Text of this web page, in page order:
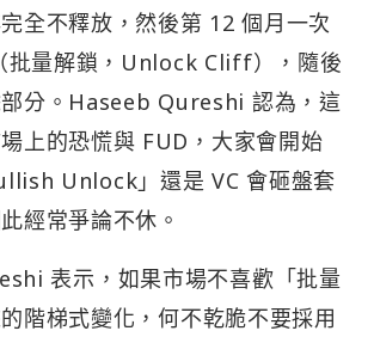
全不釋放，然後第 12 個月一次
批量解鎖，Unlock Cliff），隨後
分。Haseeb Qureshi 認為，這
上的恐慌與 FUD，大家會開始
Unlock」還是 VC 會砸盤套
經常爭論不休。
表示，如果市場不喜歡「批量
階梯式變化，何不乾脆不要採用